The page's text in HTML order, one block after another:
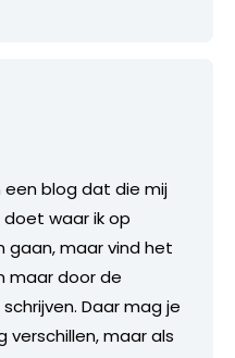
een blog dat die mij
waar ik op
gaan, maar vind het
maar door de
Daar mag je
maar als